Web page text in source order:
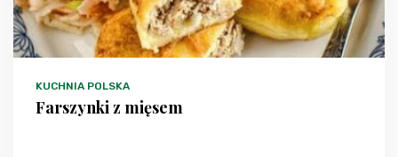
KUCHNIA POLSKA
Farszynki z mięsem